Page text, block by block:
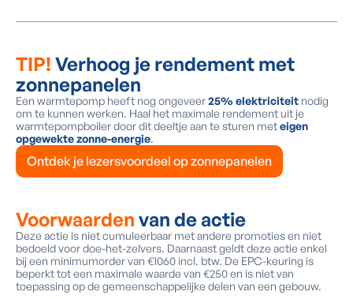
TIP! Verhoog je rendement met
zonnepanelen
Een warmtepomp heeft nog ongeveer25% elektriciteit nodig
om te kunnen werken. Haal het maximale rendement uit je
warmtepompboiler door dit deeltje aan te sturen meteigen
opgewekte zonne-energie.
Ontdek je lezersvoordeel op zonnepanelen
Voorwaarden van de actie
Deze actie is niet cumuleerbaar met andere promoties en niet
bedoeld voor doe-het-zelvers. Daarnaast geldt deze actie enkel
bij een minimumorder van €1060 incl. btw. De EPC-keuring is
beperkt tot een maximale waarde van €250 en is niet van
toepassing op de gemeenschappelijke delen van een gebouw.